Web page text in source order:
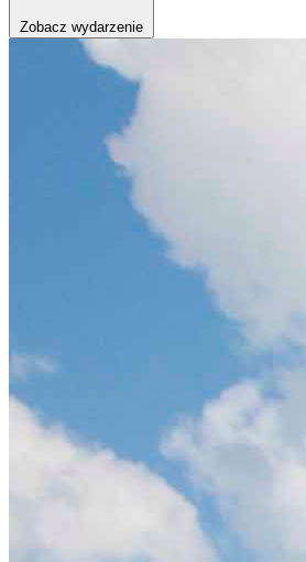
Zobacz wydarzenie